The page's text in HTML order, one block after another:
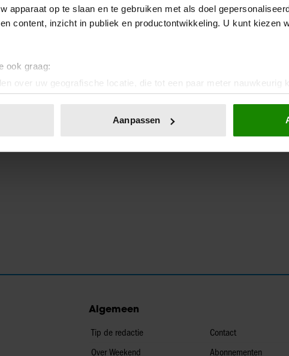
apparaat op te slaan en te gebruiken met als doel
content, inzicht in publiek en productontwikkeling. U kunt kiezen
ook graag:
over uw geografische locatie, die tot een paar meter nauwkeurig
door het actief te scannen op specifieke eigenschappen
wijzigen of intrekken in de Cookieverklaring.
en advertenties te personaliseren, om functies voor social
Aanpassen
Algemeen
Tip de redactie
Over Weekend
Contact
Abonnementen